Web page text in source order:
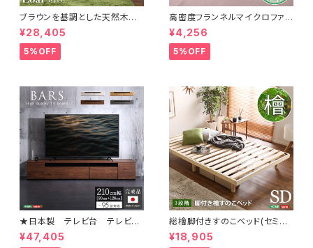
ブラウンを基調とした天然木ハ
イチェスト 6段 幅60cm Loar
シリーズ 日本製・完成品｜Loar
-ロア- type1 SH-08-LR60
¥28,405
5%OFF
高密度フランネルマイクロファイ
バー・ラグマットLサイズ（200×2
50cm）洗えるラグマット｜ナル
トレア
¥4,256
5%OFF
★日本製 テレビ台 テレビボ
ード 210cm幅 【BARS-バー
ス-】 SH-24-BR210
¥47,405
総檜脚付きすのこベッド(セミダ
ブル) 【Pierna-ピエルナ-】 L
HK-02SD
¥18,905